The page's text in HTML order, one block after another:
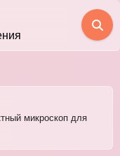
микроскоп для